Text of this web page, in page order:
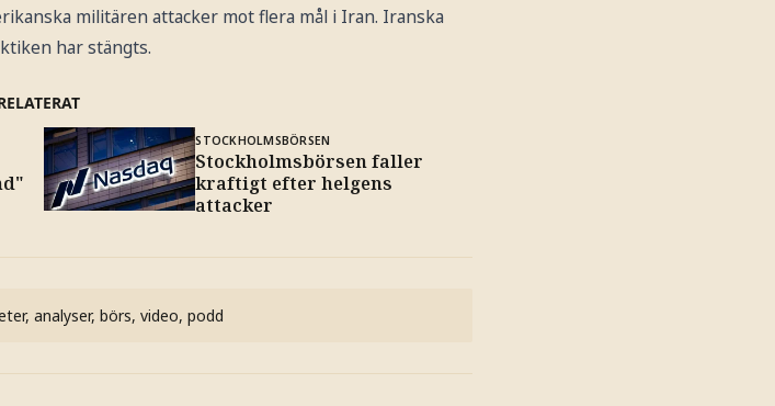
militären attacker mot flera mål i Iran. Iranska
har stängts.
STOCKHOLMSBÖRSEN
Stockholmsbörsen faller
kraftigt efter helgens
attacker
analyser, börs, video, podd